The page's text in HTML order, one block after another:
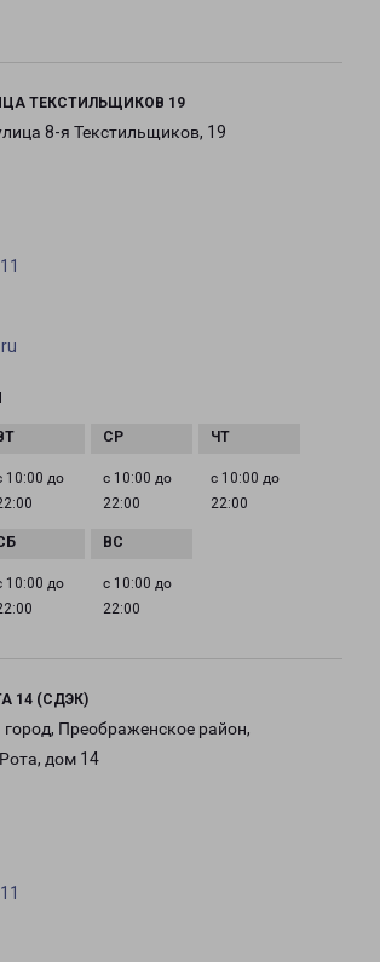
ТЕКСТИЛЬЩИКОВ 19
8-я Текстильщиков, 19
10:00 до
с 10:00 до
22:00
с 10:00 до
22:00
10:00 до
с 10:00 до
22:00
14 (СДЭК)
Преображенское район,
дом 14